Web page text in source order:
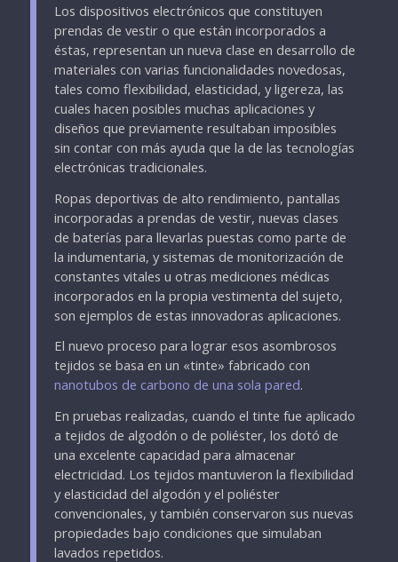
Los dispositivos electrónicos que constituyen
prendas de vestir o que están incorporados a
éstas, representan un nueva clase en desarrollo de
materiales con varias funcionalidades novedosas,
tales como flexibilidad, elasticidad, y ligereza, las
cuales hacen posibles muchas aplicaciones y
diseños que previamente resultaban imposibles
sin contar con más ayuda que la de las tecnologías
electrónicas tradicionales.
Ropas deportivas de alto rendimiento, pantallas
incorporadas a prendas de vestir, nuevas clases
de baterías para llevarlas puestas como parte de
la indumentaria, y sistemas de monitorización de
constantes vitales u otras mediciones médicas
incorporados en la propia vestimenta del sujeto,
son ejemplos de estas innovadoras aplicaciones.
El nuevo proceso para lograr esos asombrosos
tejidos se basa en un «tinte» fabricado con
nanotubos de carbono de una sola pared.
En pruebas realizadas, cuando el tinte fue aplicado
a tejidos de algodón o de poliéster, los dotó de
una excelente capacidad para almacenar
electricidad. Los tejidos mantuvieron la flexibilidad
y elasticidad del algodón y el poliéster
convencionales, y también conservaron sus nuevas
propiedades bajo condiciones que simulaban
lavados repetidos.